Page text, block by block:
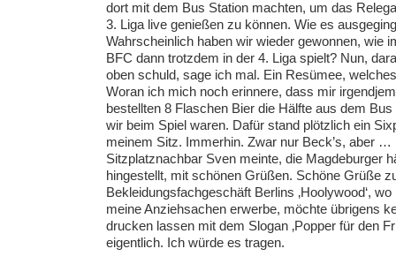
dort mit dem Bus Station machten, um das
3. Liga live genießen zu können. Wie es
Wahrscheinlich haben wir wieder gewonnen, wie
BFC dann trotzdem in der 4. Liga spielt? Nun,
oben schuld, sage ich mal. Ein Resümee,
Woran ich mich noch erinnere, dass mir
bestellten 8 Flaschen Bier die Hälfte aus dem
wir beim Spiel waren. Dafür stand plötzlich ein
meinem Sitz. Immerhin. Zwar nur Beck’s, aber …
Sitzplatznachbar Sven meinte, die Magdeburger
hingestellt, mit schönen Grüßen. Schöne Grüße
Bekleidungsfachgeschäft Berlins ‚Hoolywood‘,
meine Anziehsachen erwerbe, möchte übrigens
drucken lassen mit dem Slogan ‚Popper für den
eigentlich. Ich würde es tragen.